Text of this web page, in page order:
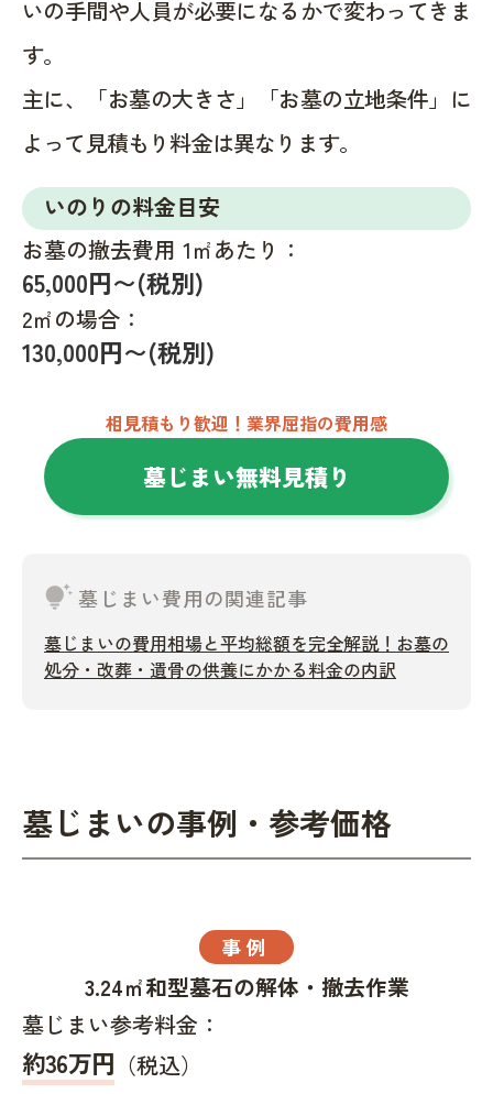
いの手間や人員が必要になるかで変わってきま
す。
主に、「お墓の大きさ」「お墓の立地条件」に
よって見積もり料金は異なります。
いのりの料金目安
お墓の撤去費用 1㎡あたり：
65,000円〜(税別)
2㎡の場合：
130,000円〜(税別)
相見積もり歓迎！業界屈指の費用感
墓じまい無料見積り
tips_and_updates墓じまい費用の関連記事
墓じまいの費用相場と平均総額を完全解説！お墓の
処分・改葬・遺骨の供養にかかる料金の内訳
墓じまいの事例・参考価格
事例
3.24㎡和型墓石の解体・撤去作業
墓じまい参考料金：
約36万円 （税込）